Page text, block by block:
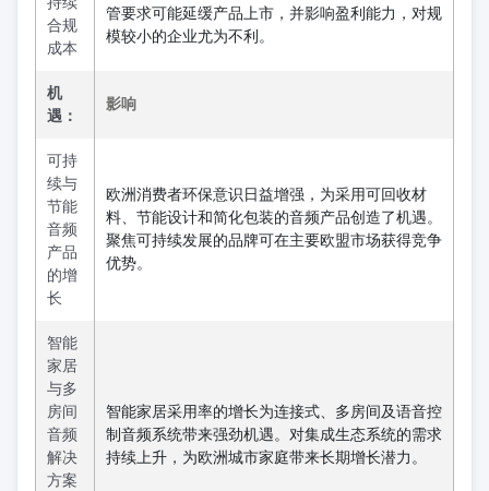
合规
成本
管要求可能延缓产品上市，并影响盈利能力，对规
模较小的企业尤为不利。
机
遇：
影响
可持
续与
节能
音频
产品
的增
长
欧洲消费者环保意识日益增强，为采用可回收材
料、节能设计和简化包装的音频产品创造了机遇。
聚焦可持续发展的品牌可在主要欧盟市场获得竞争
优势。
智能
家居
与多
房间
音频
解决
方案
智能家居采用率的增长为连接式、多房间及语音控
制音频系统带来强劲机遇。对集成生态系统的需求
持续上升，为欧洲城市家庭带来长期增长潜力。